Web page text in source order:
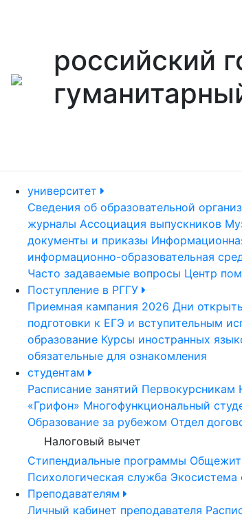
российский
университет
Сведения об образовательной
журналы Ассоциация выпускников
документы и приказы
информационно-образовательная
Часто задаваемые вопросы Центр
Поступление в РГГУ
Приемная кампания 2026 Дни
подготовки к ЕГЭ и вступительным
образование Курсы иностранных
обязательные для ознакомления
студентам
Расписание занятий Первокурсникам
«Грифон» Многофункциональный
Образование за рубежом Отдел
Налоговый вычет
Стипендиальные программы
Психологическая служба Экосистема
Преподавателям
Личный кабинет преподавателя